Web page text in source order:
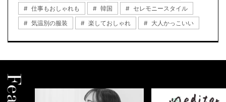
仕事もおしゃれも
韓国
セレモニースタイル
気温別の服装
楽しておしゃれ 大人かっこいい